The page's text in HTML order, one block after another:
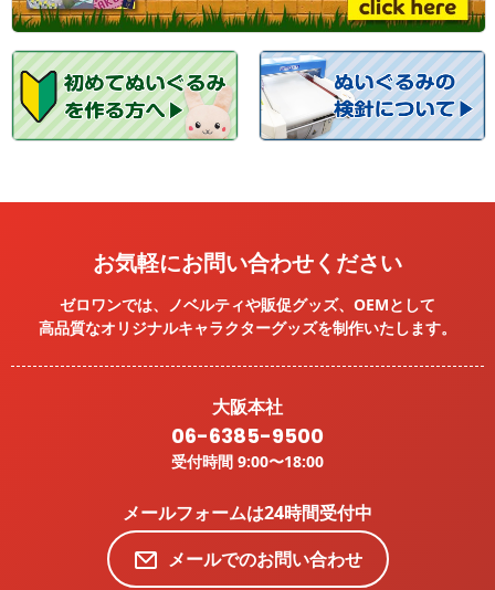
お気軽にお問い合わせください
ゼロワンでは、ノベルティや販促グッズ、OEMとして
高品質なオリジナルキャラクターグッズを制作いたします。
大阪本社
06-6385-9500
受付時間 9:00〜18:00
メールフォームは24時間受付中
メールでのお問い合わせ